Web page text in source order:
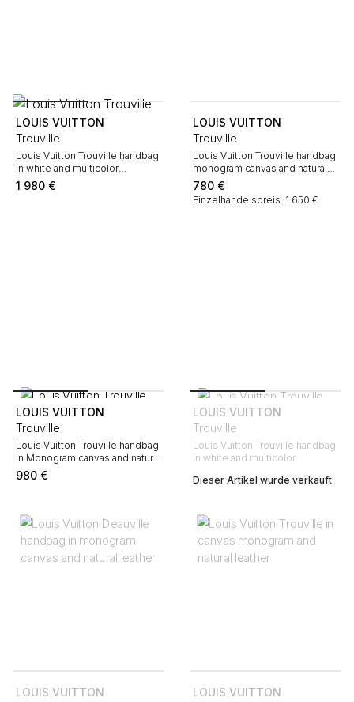
LOUIS VUITTON
Trouville
Louis Vuitton Trouville handbag
in white and multicolor
monogram canvas and natural
leather
1 980 €
LOUIS VUITTON
Trouville
Louis Vuitton Trouville handbag
monogram canvas and natural
leather
780 €
Einzelhandelspreis: 1 650 €
LOUIS VUITTON
Trouville
Louis Vuitton Trouville handbag
in Monogram canvas and natural
leather
980 €
LOUIS VUITTON
Trouville
Louis Vuitton Trouville handbag
in white and multicolor
leather
Dieser Artikel wurde verkauft
LOUIS VUITTON
LOUIS VUITTON